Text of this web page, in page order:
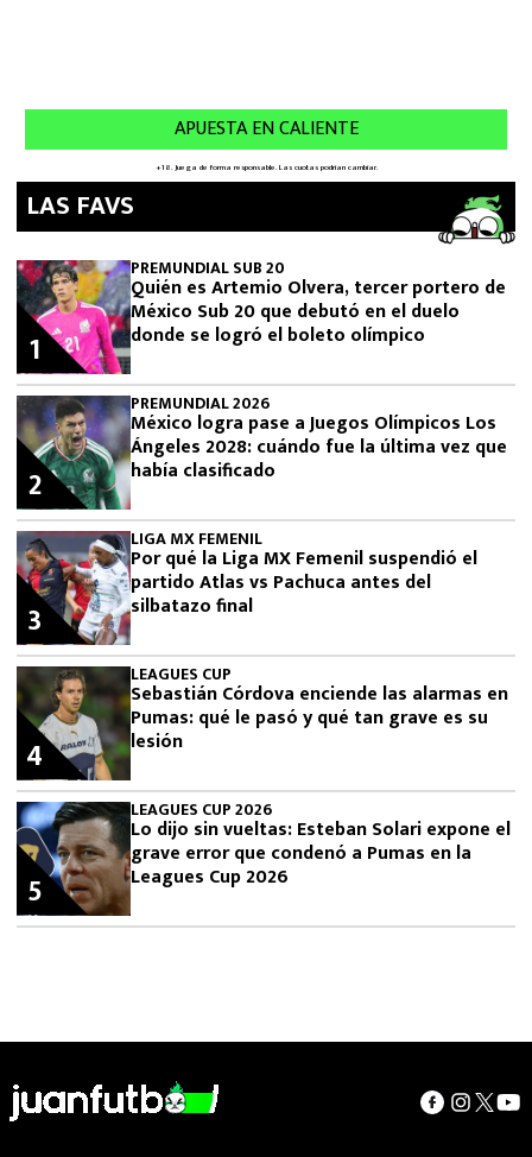
LAS FAVS
PREMUNDIAL SUB 20
Quién es Artemio Olvera, tercer portero de
México Sub 20 que debutó en el duelo
donde se logró el boleto olímpico
1
PREMUNDIAL 2026
México logra pase a Juegos Olímpicos Los
Ángeles 2028: cuándo fue la última vez que
había clasificado
2
LIGA MX FEMENIL
Por qué la Liga MX Femenil suspendió el
partido Atlas vs Pachuca antes del
silbatazo final
3
LEAGUES CUP
Sebastián Córdova enciende las alarmas en
Pumas: qué le pasó y qué tan grave es su
lesión
4
LEAGUES CUP 2026
Lo dijo sin vueltas: Esteban Solari expone el
grave error que condenó a Pumas en la
Leagues Cup 2026
5